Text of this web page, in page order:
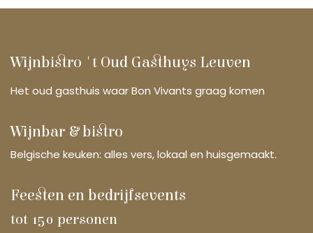
Wijnbistro 't Oud Gasthuys Leuven
Het oud gasthuis waar Bon Vivants graag komen
Wijnbar & bistro
Belgische keuken: alles vers, lokaal en huisgemaakt.
Feesten en bedrijfsevents
tot 150 personen